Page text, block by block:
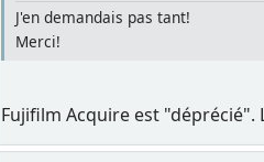
J'en demandais pas tant!
Merci!
Fujifilm Acquire est "déprécié".